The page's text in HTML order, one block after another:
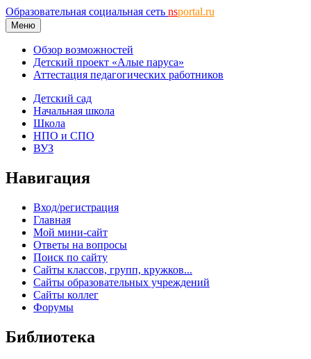
Образовательная социальная сеть nsportal.ru
Меню
Обзор возможностей
Детский проект «Алые паруса»
Аттестация педагогических работников
Детский сад
Начальная школа
Школа
НПО и СПО
ВУЗ
Навигация
Вход/регистрация
Главная
Мой мини-сайт
Ответы на вопросы
Поиск по сайту
Сайты классов, групп, кружков...
Сайты образовательных учреждений
Сайты коллег
Форумы
Библиотека